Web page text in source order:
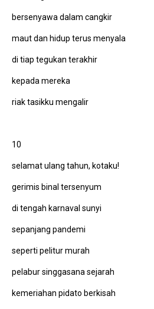
bersenyawa dalam cangkir
maut dan hidup terus menyala
di tiap tegukan terakhir
kepada mereka
riak tasikku mengalir
10
selamat ulang tahun, kotaku!
gerimis binal tersenyum
di tengah karnaval sunyi
sepanjang pandemi
seperti pelitur murah
pelabur singgasana sejarah
kemeriahan pidato berkisah